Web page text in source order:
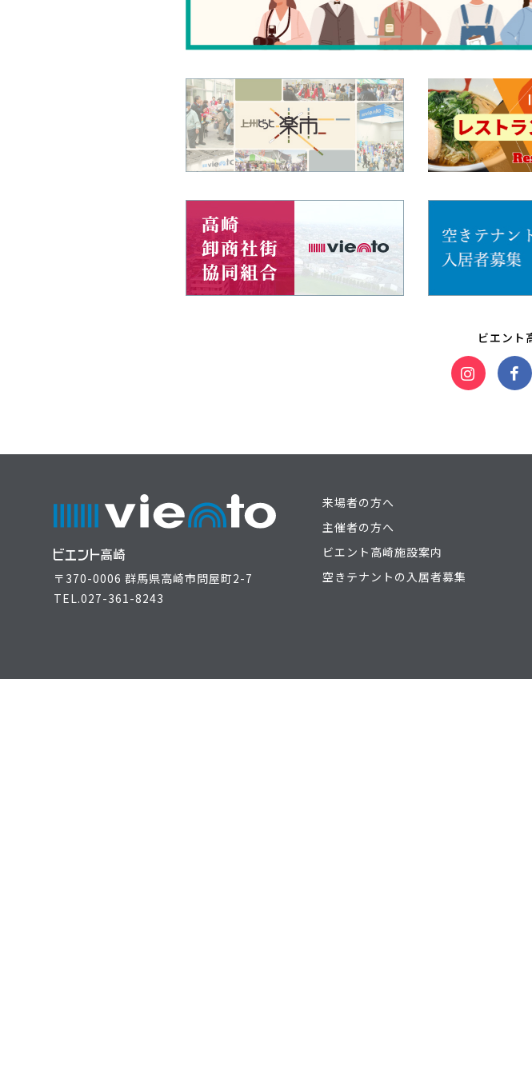
ビエント
〒370-0006 群馬県高崎市問屋町2-7
TEL.027-361-8243
来場者の方へ
主催者の方へ
ビエント高崎施設案内
空きテナントの入居者募集